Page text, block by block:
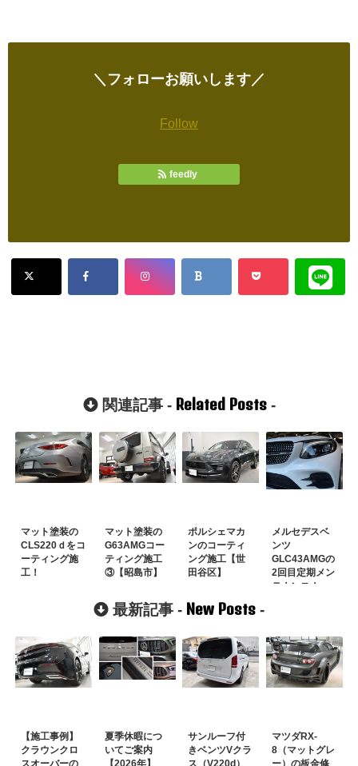
＼フォローお願いします／
Follow
feedly
関連記事 - Related Posts-
マット塗装の
CLS220ｄをコ
ーティング施
工！
マット塗装の
G63AMGコー
ティング施工
③【昭島市】
ポルシェマカ
ンのコーティ
ング施工【世
田谷区】
メルセデスベ
ンツ
GLC43AMGの
2回目定期メン
テナンス！
最新記事 - New Posts -
【施工事例】
クラウンクロ
スオーバーの
夏季休暇につ
いてご案内
【2026年】
サンルーフ付
きベンツVクラ
ス（V220d）
マツダRX-
8（マットグレ
ー）の板金修